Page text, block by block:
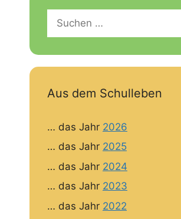
nach:
Aus dem Schulleben
… das Jahr 2026
… das Jahr 2025
… das Jahr 2024
… das Jahr 2023
… das Jahr 2022